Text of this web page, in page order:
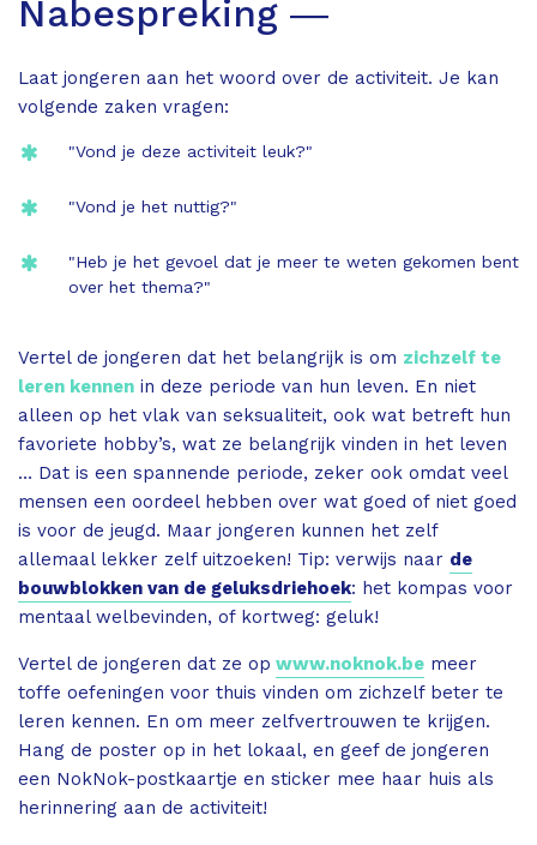
Nabespreking ―
Laat jongeren aan het woord over de activiteit. Je kan
volgende zaken vragen:
"Vond je deze activiteit leuk?"
"Vond je het nuttig?"
"Heb je het gevoel dat je meer te weten gekomen bent
over het thema?"
Vertel de jongeren dat het belangrijk is om zichzelf te
leren kennen in deze periode van hun leven. En niet
alleen op het vlak van seksualiteit, ook wat betreft hun
favoriete hobby’s, wat ze belangrijk vinden in het leven
… Dat is een spannende periode, zeker ook omdat veel
mensen een oordeel hebben over wat goed of niet goed
is voor de jeugd. Maar jongeren kunnen het zelf
allemaal lekker zelf uitzoeken! Tip: verwijs naar de
bouwblokken van de geluksdriehoek: het kompas voor
mentaal welbevinden, of kortweg: geluk!
Vertel de jongeren dat ze op www.noknok.be meer
toffe oefeningen voor thuis vinden om zichzelf beter te
leren kennen. En om meer zelfvertrouwen te krijgen.
Hang de poster op in het lokaal, en geef de jongeren
een NokNok-postkaartje en sticker mee haar huis als
herinnering aan de activiteit!